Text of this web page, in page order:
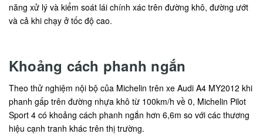
năng xử lý và kiểm soát lái chính xác trên đường khô, đường ướt
và cả khi chạy ở tốc độ cao.
Khoảng cách phanh ngắn
Theo thử nghiệm nội bộ của Michelin trên xe Audi A4 MY2012 khi
phanh gấp trên đường nhựa khô từ 100km/h về 0, Michelin Pilot
Sport 4 có khoảng cách phanh ngắn hơn 6,6m so với các thương
hiệu cạnh tranh khác trên thị trường.